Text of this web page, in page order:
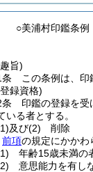
○美浦村印鑑条例
旨)
この条例は、印
録資格)
印鑑の登録を
いる者とする。
及び(2)
削除
前項の規定にかかわ
年齢15歳未満の
意思能力を有し